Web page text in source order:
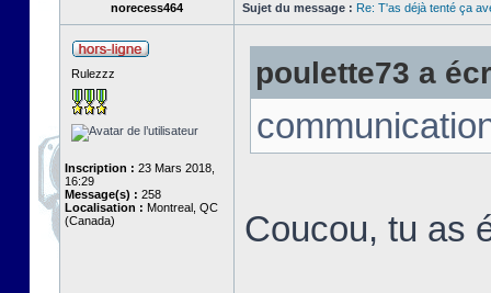
norecess464 Sujet du message : Re: T'as déjà tenté ça
Rulezzz
Inscription : 23 Mars 2018,
16:29
Message(s) : 258
Localisation : Montreal, QC
(Canada)
poulette73 a
Coucou, tu as